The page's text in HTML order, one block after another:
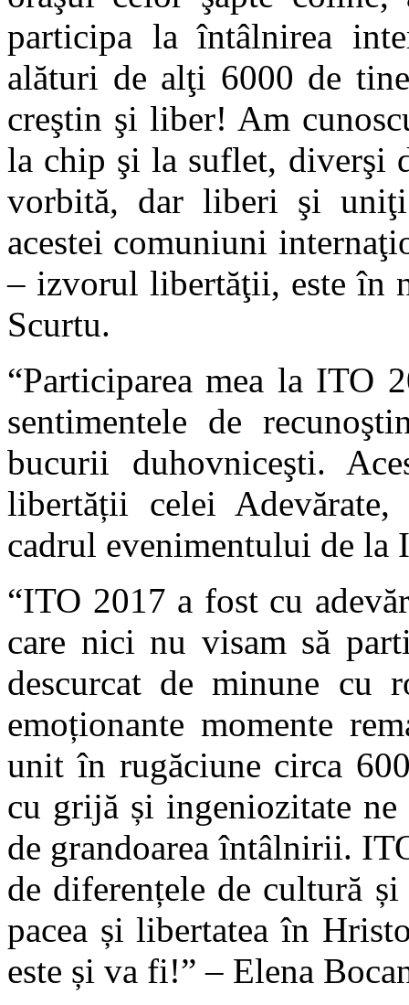
participa la întâlnirea
alături de alţi 6000 de
creştin şi liber! Am
la chip şi la suflet, diverşi
vorbită, dar liberi şi
acestei comuniuni
– izvorul libertăţii, este în
Scurtu.
“Participarea mea la ITO
sentimentele de
bucurii duhovniceşti.
libertății celei
cadrul evenimentului de la
“ITO 2017 a fost cu
care nici nu visam să
descurcat de minune cu
emoționante momente
unit în rugăciune circa
cu grijă și ingeniozitate
de grandoarea întâlnirii.
de diferențele de cultură
pacea și libertatea în
este și va fi!” – Elena